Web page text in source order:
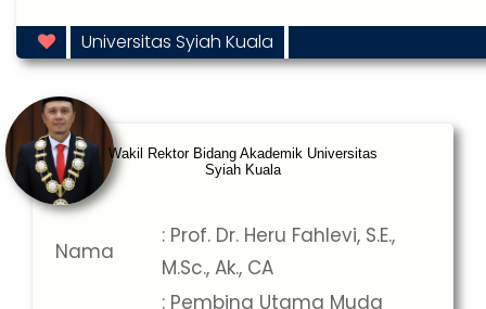
Universitas Syiah Kuala
Wakil Rektor Bidang Akademik Universitas
Syiah Kuala
Nama
: Prof. Dr. Heru Fahlevi, S.E.,
M.Sc., Ak., CA
: Pembina Utama Muda